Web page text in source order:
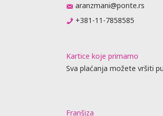
aranzmani@ponte.rs
+381-11-7858585
Kartice koje primamo
Sva plaćanja možete vršiti
Franšiza